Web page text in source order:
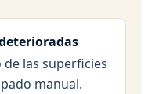
de las superficies
manual.